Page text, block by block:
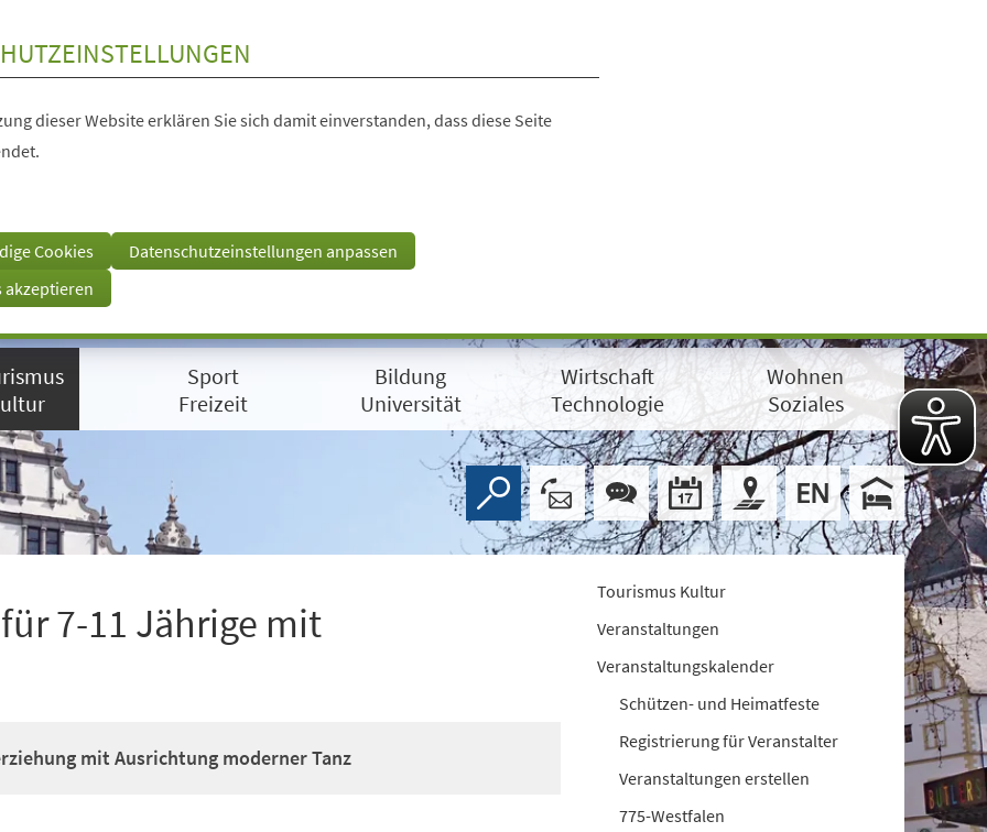
dieser Website erklären Sie sich damit einverstanden, dass diese Seite
Cookies
Datenschutzeinstellungen anpassen
akzeptieren
Sport
Freizeit
Bildung
Universität
Wirtschaft
Technologie
Wohnen
Soziales
7-11 Jährige mit
mit Ausrichtung moderner Tanz
Tourismus Kultur
Veranstaltungen
Veranstaltungskalender
Schützen- und Heimatfeste
Registrierung für Veranstalter
Veranstaltungen erstellen
775-Westfalen